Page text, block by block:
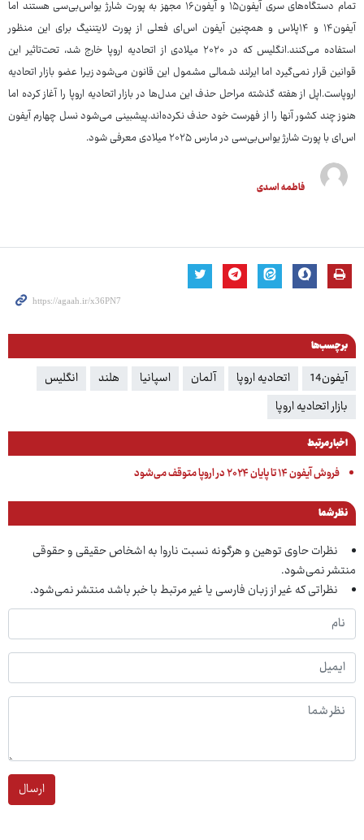
تمام دستگاه‌های سری آیفون۱۵ و آیفون۱۶ مجهز به پورت شارژ یواس‌بی‌سی هستند اما
آیفون۱۴ و ۱۴پلاس و همچنین آیفون اس‌ای فعلی از پورت لایتننیگ برای این منظور
استفاده می‌کنند.انگلیس که در ۲۰۲۰ میلادی از اتحادیه اروپا خارج شد، تحت‌تاثیر این
قوانین قرار نمی‌گیرد اما ایرلند شمالی مشمول این قانون می‌شود زیرا عضو بازار اتحادیه
اروپاست.اپل از هفته گذشته مراحل حذف این مدل‌ها در بازار اتحادیه اروپا را آغاز کرده اما
هنوز چند کشور آنها را از فهرست خود حذف نکرده‌اند.پیشبینی می‌شود نسل چهارم آیفون
اس‌ای با پورت شارژ یواس‌بی‌سی در مارس ۲۰۲۵ میلادی معرفی شود.
فاطمه اسدی
برچسب‌ها
آیفون14 اتحادیه اروپا آلمان اسپانیا هلند
انگلیس
بازار اتحادیه اروپا
اخبار مرتبط
فروش آیفون ۱۴ تا پایان ۲۰۲۴ در اروپا متوقف می‌شود
نظر شما
نظرات حاوی توهین و هرگونه نسبت ناروا به اشخاص حقیقی و حقوقی
منتشر نمی‌شود.
نظراتی که غیر از زبان فارسی یا غیر مرتبط با خبر باشد منتشر نمی‌شود.
ارسال